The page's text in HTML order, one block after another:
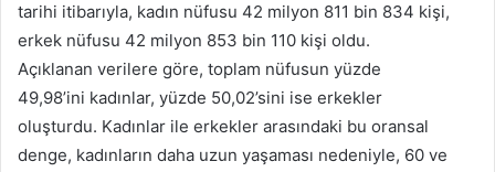
tarihi itibarıyla, kadın nüfusu 42 milyon 811 bin 834 kişi,
erkek nüfusu 42 milyon 853 bin 110 kişi oldu.
Açıklanan verilere göre, toplam nüfusun yüzde
49,98’ini kadınlar, yüzde 50,02’sini ise erkekler
oluşturdu. Kadınlar ile erkekler arasındaki bu oransal
denge, kadınların daha uzun yaşaması nedeniyle, 60 ve